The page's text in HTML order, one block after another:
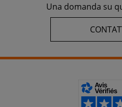
Una domanda su